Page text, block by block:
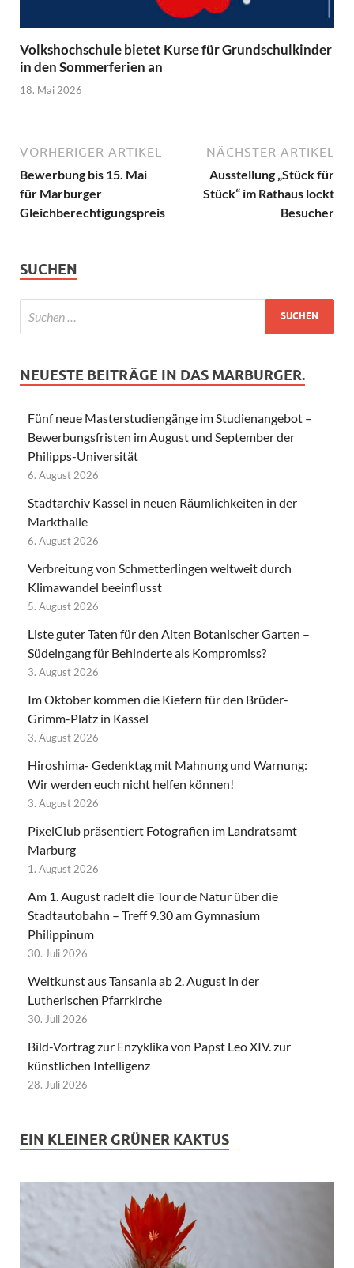
Volkshochschule bietet Kurse für Grundschulkinder
in den Sommerferien an
18. Mai 2026
VORHERIGER ARTIKEL
Bewerbung bis 15. Mai
für Marburger
Gleichberechtigungspreis
NÄCHSTER ARTIKEL
Ausstellung „Stück für
Stück“ im Rathaus lockt
Besucher
SUCHEN
NEUESTE BEITRÄGE IN DAS MARBURGER.
Fünf neue Masterstudiengänge im Studienangebot –
Bewerbungsfristen im August und September der
Philipps-Universität
6. August 2026
Stadtarchiv Kassel in neuen Räumlichkeiten in der
Markthalle
6. August 2026
Verbreitung von Schmetterlingen weltweit durch
Klimawandel beeinflusst
5. August 2026
Liste guter Taten für den Alten Botanischer Garten –
Südeingang für Behinderte als Kompromiss?
3. August 2026
Im Oktober kommen die Kiefern für den Brüder-
Grimm-Platz in Kassel
3. August 2026
Hiroshima- Gedenktag mit Mahnung und Warnung:
Wir werden euch nicht helfen können!
3. August 2026
PixelClub präsentiert Fotografien im Landratsamt
Marburg
1. August 2026
Am 1. August radelt die Tour de Natur über die
Stadtautobahn – Treff 9.30 am Gymnasium
Philippinum
30. Juli 2026
Weltkunst aus Tansania ab 2. August in der
Lutherischen Pfarrkirche
30. Juli 2026
Bild-Vortrag zur Enzyklika von Papst Leo XIV. zur
künstlichen Intelligenz
28. Juli 2026
EIN KLEINER GRÜNER KAKTUS